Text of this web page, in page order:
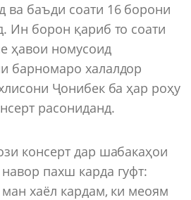
ва баъди соати 16 борони
Ин борон қариб то соати
ҳавои номусоид
барномаро халалдор
Ҷонибек ба ҳар роҳу
расониданд.
консерт дар шабакаҳои
пахш карда гуфт:
хаёл кардам, ки меоям